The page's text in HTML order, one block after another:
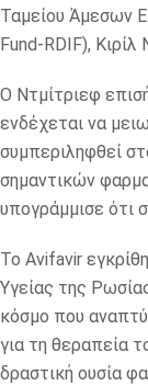
Ταμείου Άμεσων
Fund-RDIF), Κιρίλ
Ο Ντμίτριεφ
ενδέχεται να
συμπεριληφθεί
σημαντικών
υπογράμμισε ότι
Το Avifavir
Υγείας της
κόσμο που
για τη θεραπεία
δραστική ουσία